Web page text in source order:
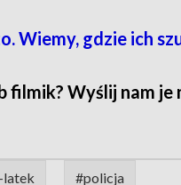
Wiemy, gdzie ich
filmik? Wyślij nam
latek #policja